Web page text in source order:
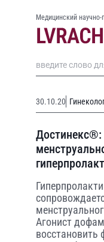
Медицинский научно-
30.10.20
Достинекс®:
Агонист
восстановить